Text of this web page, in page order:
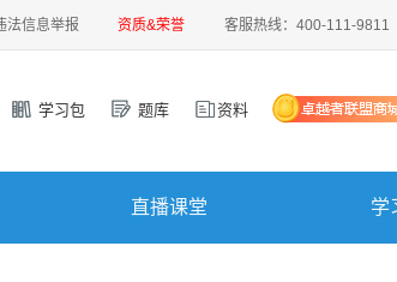
法信息举报 资质&荣誉 客服热线：400-111-9811
学习包 题库 资料
直播课堂 学